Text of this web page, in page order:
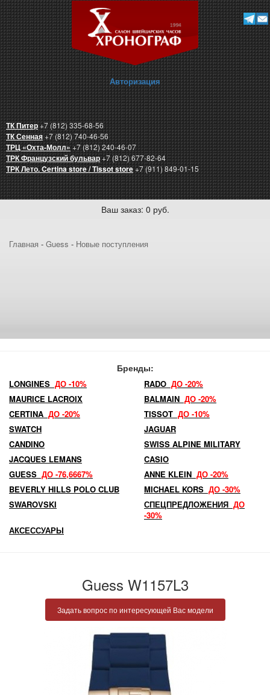
Авторизация
ТК Питер+7 (812) 335-68-56
ТК Сенная+7 (812) 740-46-56
ТРЦ «Охта-Молл»+7 (812) 240-46-07
ТРК Французский бульвар+7 (812) 677-82-64
ТРК Лето. Certina store / Tissot store+7 (911) 849-01-15
Ваш заказ: 0 руб.
Главная - Guess - Новые поступления
Бренды:
LONGINES ДО -10% RADO ДО -20%
MAURICE LACROIX
BALMAIN ДО -20%
CERTINA ДО -20% TISSOT ДО -10%
SWATCH
JAGUAR
CANDINO
SWISS ALPINE MILITARY
JACQUES LEMANS
CASIO
GUESS ДО -76,6667% ANNE KLEIN ДО -20%
BEVERLY HILLS POLO CLUB
MICHAEL KORS ДО -30%
SWAROVSKI
СПЕЦПРЕДЛОЖЕНИЯ ДО
-30%
АКСЕССУАРЫ
Guess W1157L3
Задать вопрос по интересующей Вас модели